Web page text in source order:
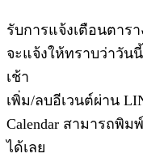
รับการแจ้งเตือนตาร
จะแจ้งให้ทราบว่าวัน
เช้า
เพิ่ม/ลบอีเวนต์ผ่าน
Calendar สามารถพิม
ได้เลย